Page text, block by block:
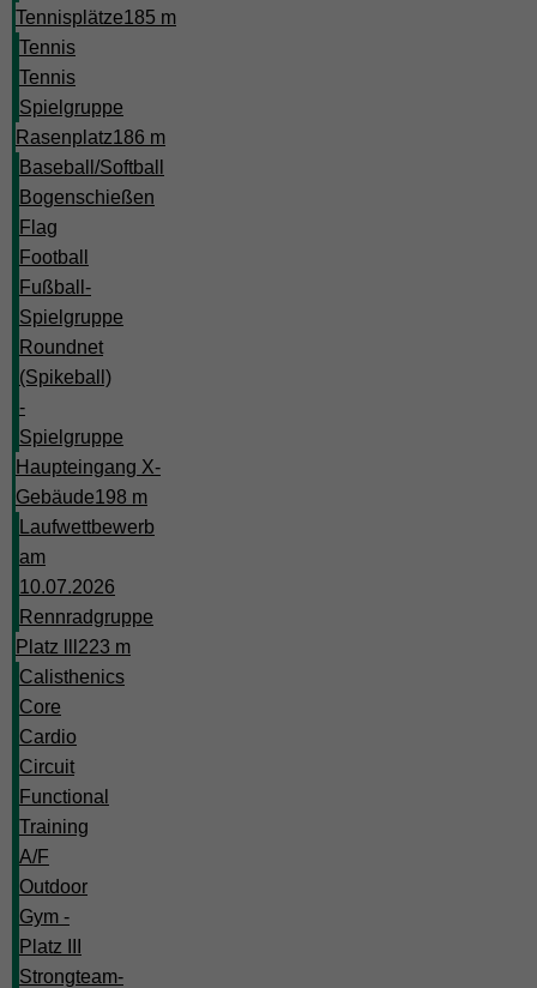
Tennisplätze185 m
Tennis
Tennis
Spielgruppe
Rasenplatz186 m
Baseball/Softball
Bogenschießen
Flag
Football
Fußball-
Spielgruppe
Roundnet
(Spikeball)
-
Spielgruppe
Haupteingang X-
Gebäude198 m
Laufwettbewerb
am
10.07.2026
Rennradgruppe
Platz lll 223 m
Calisthenics
Core
Cardio
Circuit
Functional
Training
A/F
Outdoor
Gym -
Platz III
Strongteam-